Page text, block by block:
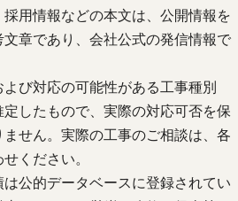
用情報などの本文は、公開情報を
文章であり、会社公式の発信情報で
び対応の可能性がある工事種別
したもので、実際の対応可否を保
せん。実際の工事のご相談は、各
ください。
公的データベースに登録されてい